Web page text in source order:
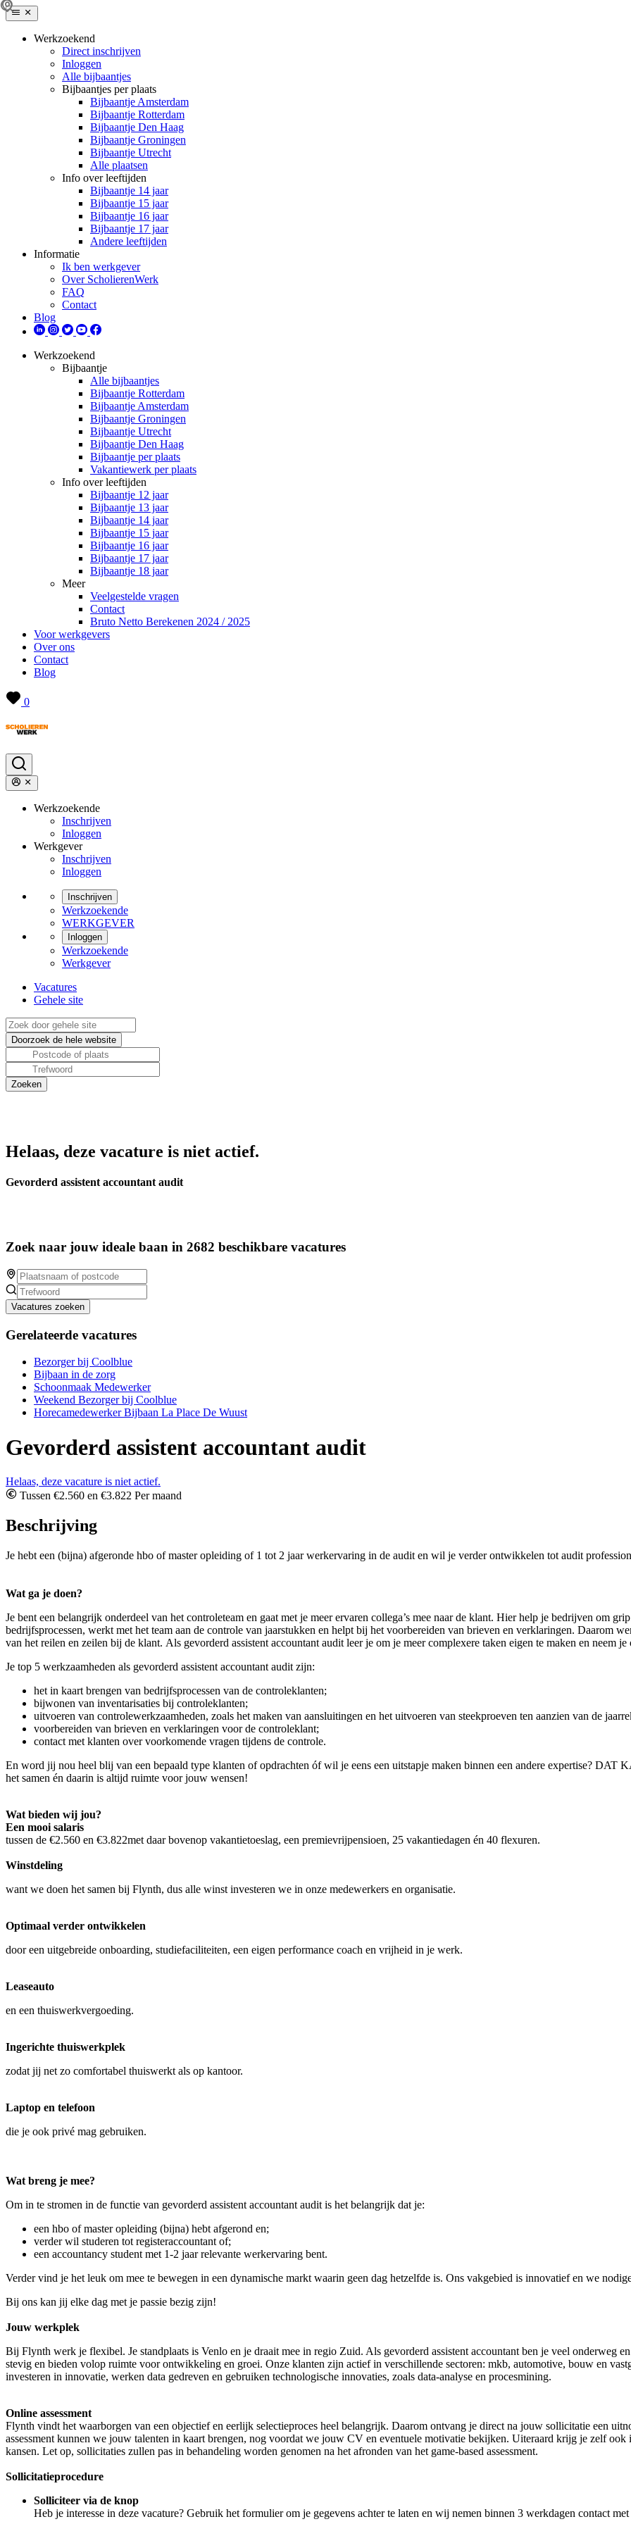
Werkzoekend
Direct inschrijven
Inloggen
Alle bijbaantjes
Bijbaantjes per plaats
Bijbaantje Amsterdam
Bijbaantje Rotterdam
Bijbaantje Den Haag
Bijbaantje Groningen
Bijbaantje Utrecht
Alle plaatsen
Info over leeftijden
Bijbaantje 14 jaar
Bijbaantje 15 jaar
Bijbaantje 16 jaar
Bijbaantje 17 jaar
Andere leeftijden
Informatie
Ik ben werkgever
Over ScholierenWerk
FAQ
Contact
Blog
Werkzoekend
Bijbaantje
Alle bijbaantjes
Bijbaantje Rotterdam
Bijbaantje Amsterdam
Bijbaantje Groningen
Bijbaantje Utrecht
Bijbaantje Den Haag
Bijbaantje per plaats
Vakantiewerk per plaats
Info over leeftijden
Bijbaantje 12 jaar
Bijbaantje 13 jaar
Bijbaantje 14 jaar
Bijbaantje 15 jaar
Bijbaantje 16 jaar
Bijbaantje 17 jaar
Bijbaantje 18 jaar
Meer
Veelgestelde vragen
Contact
Bruto Netto Berekenen 2024 / 2025
Voor werkgevers
Over ons
Contact
Blog
0
Werkzoekende
Inschrijven
Inloggen
Werkgever
Inschrijven
Inloggen
Inschrijven
Werkzoekende
WERKGEVER
Inloggen
Werkzoekende
Werkgever
Vacatures
Gehele site
Helaas, deze vacature is niet actief.
Gevorderd assistent accountant audit
Zoek naar jouw ideale baan in 2682 beschikbare vacatures
Vacatures zoeken
Gerelateerde vacatures
Bezorger bij Coolblue
Bijbaan in de zorg
Schoonmaak Medewerker
Weekend Bezorger bij Coolblue
Horecamedewerker Bijbaan La Place De Wuust
Gevorderd assistent accountant audit
Helaas, deze vacature is niet actief.
Tussen €2.560 en €3.822 Per maand
Beschrijving
Je hebt een (bijna) afgeronde hbo of master opleiding of 1 tot 2 jaar werkervaring in de audit en wil je verder ontwikkelen tot audit
Wat ga je doen?
Je bent een belangrijk onderdeel van het controleteam en gaat met je meer ervaren collega’s mee naar de klant. Hier help je bedrijven om
bedrijfsprocessen, werkt met het team aan de controle van jaarstukken en helpt bij het voorbereiden van brieven en verklaringen. Daarom
van het reilen en zeilen bij de klant. Als gevorderd assistent accountant audit leer je om je meer complexere taken eigen te maken en neem
Je top 5 werkzaamheden als gevorderd assistent accountant audit zijn:
het in kaart brengen van bedrijfsprocessen van de controleklanten;
bijwonen van inventarisaties bij controleklanten;
uitvoeren van controlewerkzaamheden, zoals het maken van aansluitingen en het uitvoeren van steekproeven ten aanzien van de
voorbereiden van brieven en verklaringen voor de controleklant;
contact met klanten over voorkomende vragen tijdens de controle.
En word jij nou heel blij van een bepaald type klanten of opdrachten óf wil je eens een uitstapje maken binnen een andere expertise?
het samen én daarin is altijd ruimte voor jouw wensen!
Wat bieden wij jou?
Een mooi salaris
tussen de €2.560 en €3.822met daar bovenop vakantietoeslag, een premievrijpensioen, 25 vakantiedagen én 40 flexuren.
Winstdeling
want we doen het samen bij Flynth, dus alle winst investeren we in onze medewerkers en organisatie.
Optimaal verder ontwikkelen
door een uitgebreide onboarding, studiefaciliteiten, een eigen performance coach en vrijheid in je werk.
Leaseauto
en een thuiswerkvergoeding.
Ingerichte thuiswerkplek
zodat jij net zo comfortabel thuiswerkt als op kantoor.
Laptop en telefoon
die je ook privé mag gebruiken.
Wat breng je mee?
Om in te stromen in de functie van gevorderd assistent accountant audit is het belangrijk dat je:
een hbo of master opleiding (bijna) hebt afgerond en;
verder wil studeren tot registeraccountant of;
een accountancy student met 1-2 jaar relevante werkervaring bent.
Verder vind je het leuk om mee te bewegen in een dynamische markt waarin geen dag hetzelfde is. Ons vakgebied is innovatief en we
Bij ons kan jij elke dag met je passie bezig zijn!
Jouw werkplek
Bij Flynth werk je flexibel. Je standplaats is Venlo en je draait mee in regio Zuid. Als gevorderd assistent accountant ben je veel onderweg
stevig en bieden volop ruimte voor ontwikkeling en groei. Onze klanten zijn actief in verschillende sectoren: mkb, automotive, bouw en
investeren in innovatie, werken data gedreven en gebruiken technologische innovaties, zoals data-analyse en procesmining.
Online assessment
Flynth vindt het waarborgen van een objectief en eerlijk selectieproces heel belangrijk. Daarom ontvang je direct na jouw sollicitatie een
assessment kunnen we jouw talenten in kaart brengen, nog voordat we jouw CV en eventuele motivatie bekijken. Uiteraard krijg je zelf
kansen. Let op, sollicitaties zullen pas in behandeling worden genomen na het afronden van het game-based assessment.
Sollicitatieprocedure
Solliciteer via de knop
Heb je interesse in deze vacature? Gebruik het formulier om je gegevens achter te laten en wij nemen binnen 3 werkdagen contact